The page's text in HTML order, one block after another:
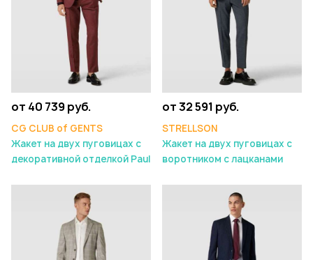
от 40 739 руб.
CG CLUB of GENTS
Жакет на двух пуговицах с
декоративной отделкой Paul
от 32 591 руб.
STRELLSON
Жакет на двух пуговицах с
воротником с лацканами